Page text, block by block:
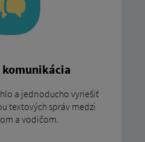
a jednoducho vyriešiť
textových správ medzi
a vodičom.